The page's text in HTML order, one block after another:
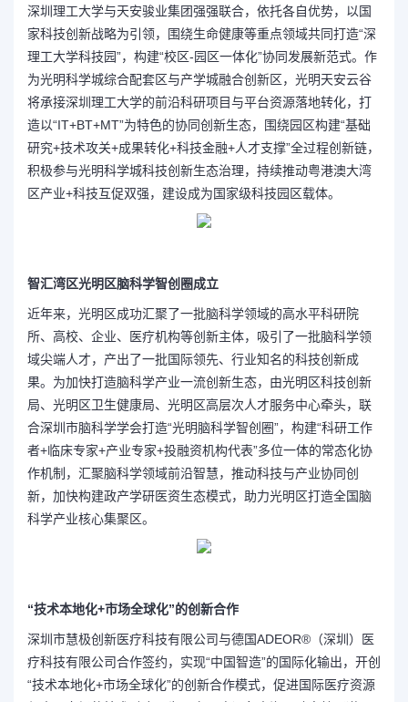
深圳理工大学与天安骏业集团强强联合，依托各自优势，以国
家科技创新战略为引领，围绕生命健康等重点领域共同打造“深
理工大学科技园”，构建“校区-园区一体化”协同发展新范式。作
为光明科学城综合配套区与产学城融合创新区，光明天安云谷
将承接深圳理工大学的前沿科研项目与平台资源落地转化，打
造以“IT+BT+MT”为特色的协同创新生态，围绕园区构建“基础
研究+技术攻关+成果转化+科技金融+人才支撑”全过程创新链，
积极参与光明科学城科技创新生态治理，持续推动粤港澳大湾
区产业+科技互促双强，建设成为国家级科技园区载体。
智汇湾区光明区脑科学智创圈成立
近年来，光明区成功汇聚了一批脑科学领域的高水平科研院
所、高校、企业、医疗机构等创新主体，吸引了一批脑科学领
域尖端人才，产出了一批国际领先、行业知名的科技创新成
果。为加快打造脑科学产业一流创新生态，由光明区科技创新
局、光明区卫生健康局、光明区高层次人才服务中心牵头，联
合深圳市脑科学学会打造“光明脑科学智创圈”，构建“科研工作
者+临床专家+产业专家+投融资机构代表”多位一体的常态化协
作机制，汇聚脑科学领域前沿智慧，推动科技与产业协同创
新，加快构建政产学研医资生态模式，助力光明区打造全国脑
科学产业核心集聚区。
“技术本地化+市场全球化”的创新合作
深圳市慧极创新医疗科技有限公司与德国ADEOR®（深圳）医
疗科技有限公司合作签约，实现“中国智造”的国际化输出，开创
“技术本地化+市场全球化”的创新合作模式，促进国际医疗资源